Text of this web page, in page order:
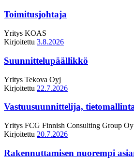
Toimitusjohtaja
Yritys KOAS
Kirjoitettu 3.8.2026
Suunnittelupäällikkö
Yritys Tekova Oyj
Kirjoitettu 22.7.2026
Vastuusuunnittelija,
Yritys FCG Finnish Consulting Group Oy
Kirjoitettu 20.7.2026
Rakennuttamisen nuorempi